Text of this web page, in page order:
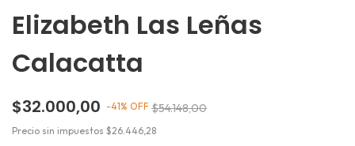
Elizabeth Las Leñas
Calacatta
$32.000,00 -41% OFF $54.148,00
Precio sin impuestos $26.446,28